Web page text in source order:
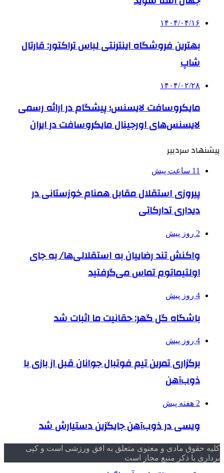
۱۴۰۴/۰۴/۱۶
بهترین فروشگاه اینترنتی لباس تراکتور: قارتال
شاپ
۱۴۰۴/۰۲/۲۸
مایکروسافت لایسنس؛ پیشگام در ارائه رسمی
لایسنس‌های اورجینال مایکروسافت در ایران
پیشنهاد سردبیر
11 ساعت پیش
پیروزی استقلال مقابل همنام خوزستانی در
دیداری تدارکاتی
2 روز پیش
واکنش تند رضاییان به استقلالی‌ها/ به جای
اولتیماتوم تماس می‌گرفتید
4 روز پیش
باشگاه گل گهر: حقانیت ما اثبات شد
4 روز پیش
برگزاری تمرین تیم فوتبال جوانان قبل از بازی با
ذوب‌آهن
2 هفته پیش
ویسی در ذوب‌آهن جایگزین دستیارش شد
کلیه حقوق مادی و معنوی متعلق به افق ورزشی است و کپی
برداری با ذکر منبع مجاز است